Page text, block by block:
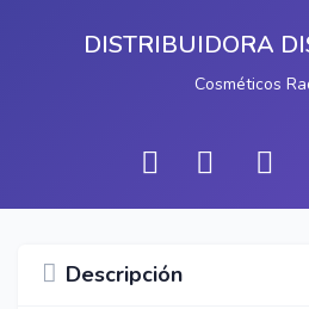
DISTRIBUIDORA
Cosméticos
Descripción